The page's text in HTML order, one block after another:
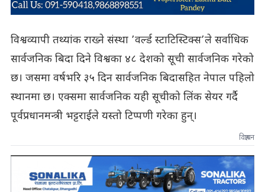
विश्वव्यापी तथ्यांक राख्ने संस्था ’वर्ल्ड स्टाटिस्टिक्स’ले सर्वाधिक
सार्वजनिक बिदा दिने विश्वका ४८ देशको सूची सार्वजनिक गरेको
छ। जसमा वर्षभरि ३५ दिन सार्वजनिक बिदासहित नेपाल पहिलो
स्थानमा छ। एक्समा सार्वजनिक यही सूचीको लिंक सेयर गर्दै
पूर्वप्रधानमन्त्री भट्टराईले यस्तो टिप्पणी गरेका हुन्।
विज्ञापन